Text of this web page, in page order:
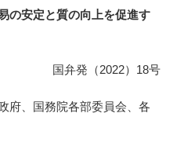
の安定と質の向上を促進す
国弁発（2022）18号
府、国務院各部委員会、各